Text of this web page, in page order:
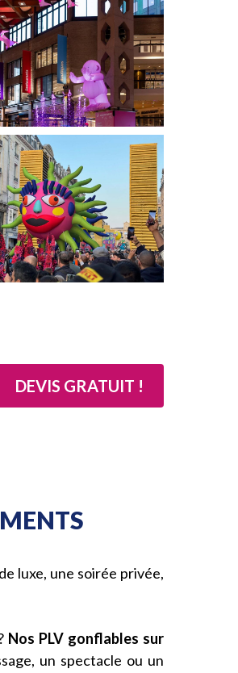
DEVIS GRATUIT !
luxe, une soirée privée,
Nos PLV gonflables sur
un spectacle ou un